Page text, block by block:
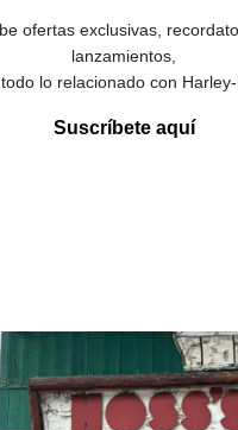
ofertas exclusivas,
lanzamientos,
lo relacionado con
Suscríbete aquí